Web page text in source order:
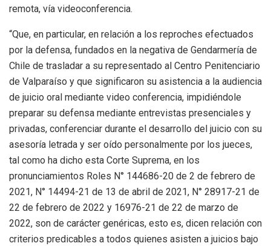
remota, vía videoconferencia.
“Que, en particular, en relación a los reproches efectuados
por la defensa, fundados en la negativa de Gendarmería de
Chile de trasladar a su representado al Centro Penitenciario
de Valparaíso y que significaron su asistencia a la audiencia
de juicio oral mediante video conferencia, impidiéndole
preparar su defensa mediante entrevistas presenciales y
privadas, conferenciar durante el desarrollo del juicio con su
asesoría letrada y ser oído personalmente por los jueces,
tal como ha dicho esta Corte Suprema, en los
pronunciamientos Roles N° 144686-20 de 2 de febrero de
2021, N° 14494-21 de 13 de abril de 2021, N° 28917-21 de
22 de febrero de 2022 y 16976-21 de 22 de marzo de
2022, son de carácter genéricas, esto es, dicen relación con
criterios predicables a todos quienes asisten a juicios bajo